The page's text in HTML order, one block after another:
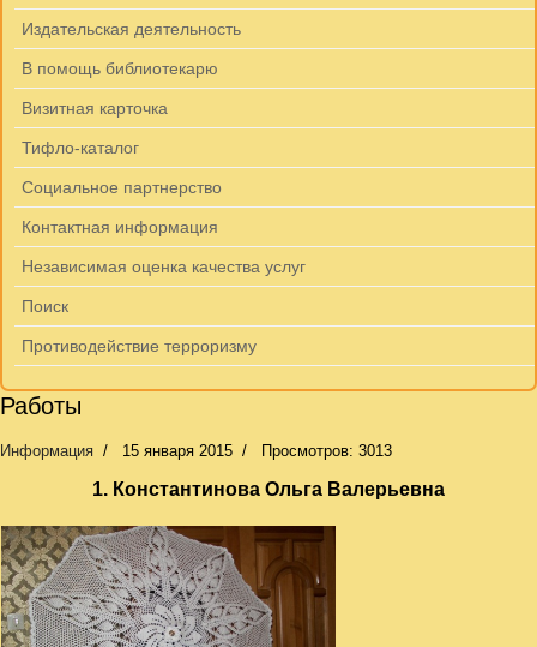
Издательская деятельность
В помощь библиотекарю
Визитная карточка
Тифло-каталог
Социальное партнерство
Контактная информация
Независимая оценка качества услуг
Поиск
Противодействие терроризму
Работы
Информация 15 января 2015 Просмотров: 3013
1. Константинова Ольга Валерьевна